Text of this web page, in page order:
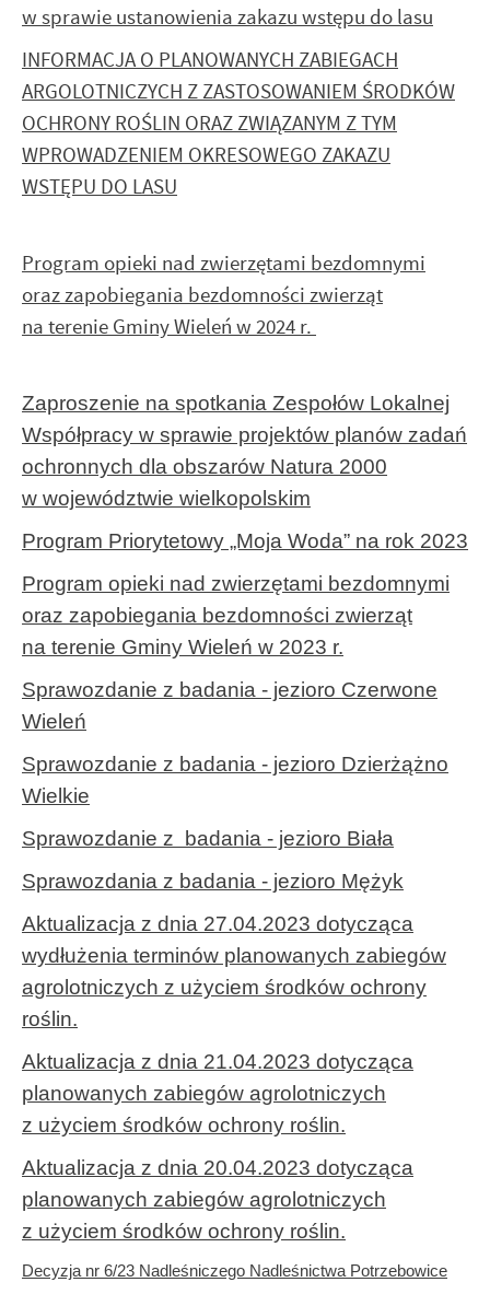
w sprawie ustanowienia zakazu wstępu do lasu
INFORMACJA O PLANOWANYCH ZABIEGACH
ARGOLOTNICZYCH Z ZASTOSOWANIEM ŚRODKÓW
OCHRONY ROŚLIN ORAZ ZWIĄZANYM Z TYM
WPROWADZENIEM OKRESOWEGO ZAKAZU
WSTĘPU DO LASU
Program opieki nad zwierzętami bezdomnymi
oraz zapobiegania bezdomności zwierząt
na terenie Gminy Wieleń w 2024 r.
Zaproszenie na spotkania Zespołów Lokalnej
Współpracy w sprawie projektów planów zadań
ochronnych dla obszarów Natura 2000
w województwie wielkopolskim
Program Priorytetowy „Moja Woda” na rok 2023
Program opieki nad zwierzętami bezdomnymi
oraz zapobiegania bezdomności zwierząt
na terenie Gminy Wieleń w 2023 r.
Sprawozdanie z badania - jezioro Czerwone
Wieleń
Sprawozdanie z badania - jezioro Dzierżążno
Wielkie
Sprawozdanie z badania - jezioro Biała
Sprawozdania z badania - jezioro Mężyk
Aktualizacja z dnia 27.04.2023 dotycząca
wydłużenia terminów planowanych zabiegów
agrolotniczych z użyciem środków ochrony
roślin.
Aktualizacja z dnia 21.04.2023 dotycząca
planowanych zabiegów agrolotniczych
z użyciem środków ochrony roślin.
Aktualizacja z dnia 20.04.2023 dotycząca
planowanych zabiegów agrolotniczych
z użyciem środków ochrony roślin.
Decyzja nr 6/23 Nadleśniczego Nadleśnictwa Potrzebowice